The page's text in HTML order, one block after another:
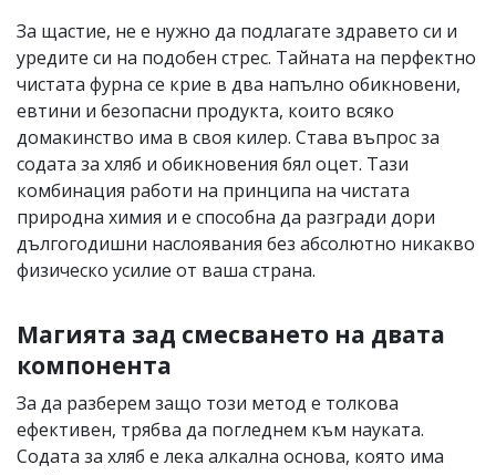
За щастие, не е нужно да подлагате здравето си и
уредите си на подобен стрес. Тайната на перфектно
чистата фурна се крие в два напълно обикновени,
евтини и безопасни продукта, които всяко
домакинство има в своя килер. Става въпрос за
содата за хляб и обикновения бял оцет. Тази
комбинация работи на принципа на чистата
природна химия и е способна да разгради дори
дългогодишни наслоявания без абсолютно никакво
физическо усилие от ваша страна.
Магията зад смесването на двата
компонента
За да разберем защо този метод е толкова
ефективен, трябва да погледнем към науката.
Содата за хляб е лека алкална основа, която има